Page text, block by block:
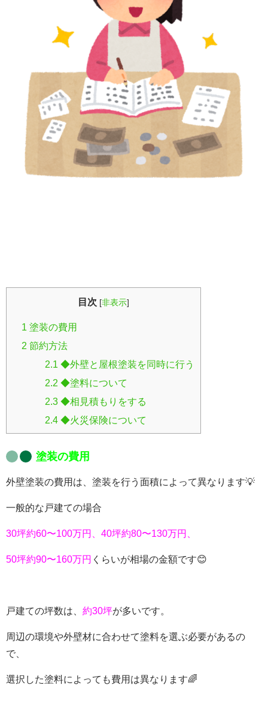
目次 [非表示]
1 塗装の費用
2 節約方法
2.1 ◆外壁と屋根塗装を同時に行う
2.2 ◆塗料について
2.3 ◆相見積もりをする
2.4 ◆火災保険について
塗装の費用
外壁塗装の費用は、塗装を行う面積によって異なります💡
一般的な戸建ての場合
30坪約60〜100万円、 40坪約80〜130万円、
50坪約90〜160万円 くらいが相場の金額です😊
戸建ての坪数は、 約30坪が多いです。
周辺の環境や外壁材に合わせて塗料を選ぶ必要があるの
で、
選択した塗料によっても費用は異なります🌈